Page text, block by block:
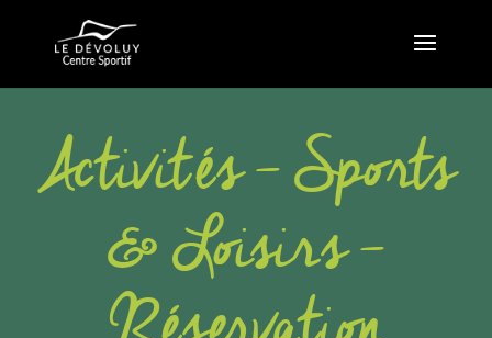
Activités – Sports
& Loisirs –